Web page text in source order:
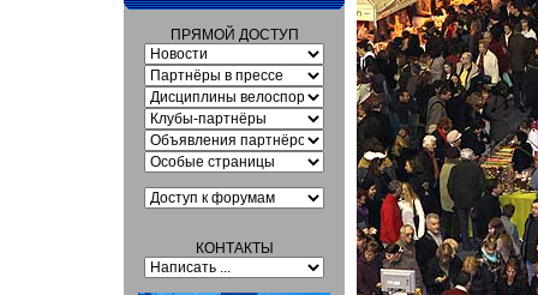
ПРЯМОЙ ДОСТУП
КОНТАКТЫ